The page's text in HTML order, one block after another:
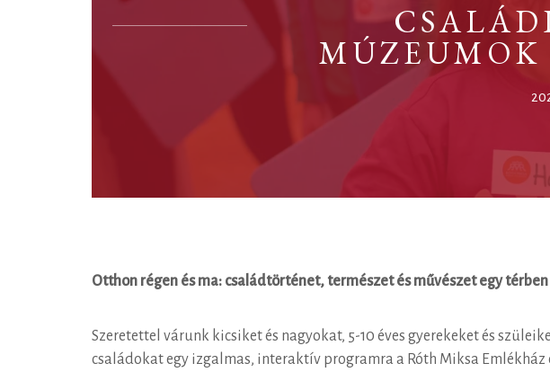
MÚZEUMOK
Otthon régen és ma: családtörténet, természet és művészet egy térben
Szeretettel várunk kicsiket és nagyokat, 5-10 éves gyerekeket és
családokat egy izgalmas, interaktív programra a Róth Miksa Emlékház